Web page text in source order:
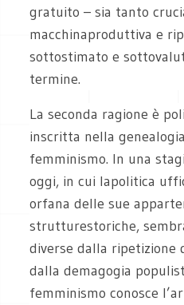
gratuito – sia tanto
macchinaproduttiva e
sottostimato e
termine.
La seconda ragione è
inscritta nella
femminismo. In una
oggi, in cui lapolitica
orfana delle sue
strutturestoriche,
diverse dalla ripetizione
dalla demagogia
femminismo conosce